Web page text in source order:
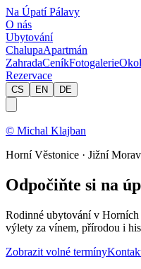
Na Úpatí Pálavy
O nás
Ubytování
ChalupaApartmán
ZahradaCeníkFotogalerie
Rezervace
CS EN DE
© Michal Klajban
Horní Věstonice · Jižní
Odpočiňte si na
Rodinné ubytování v
výlety za vínem, přírodou i
Zobrazit volné termíny